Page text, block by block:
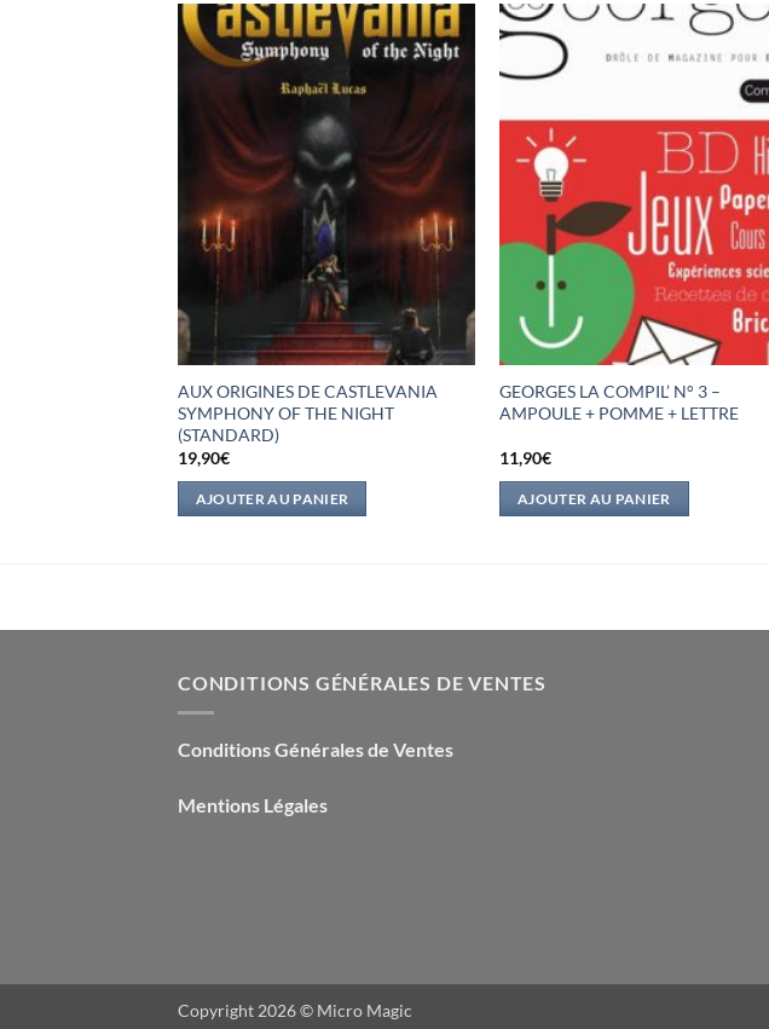
AUX ORIGINES DE CASTLEVANIA
SYMPHONY OF THE NIGHT
(STANDARD)
19,90€
AJOUTER AU PANIER
GEORGES LA COMPIL’ N° 3 –
AMPOULE + POMME + LETTRE
11,90€
AJOUTER AU PANIER
CONDITIONS GÉNÉRALES DE VENTES
Conditions Générales de Ventes
Mentions Légales
Copyright 2026 © Micro Magic